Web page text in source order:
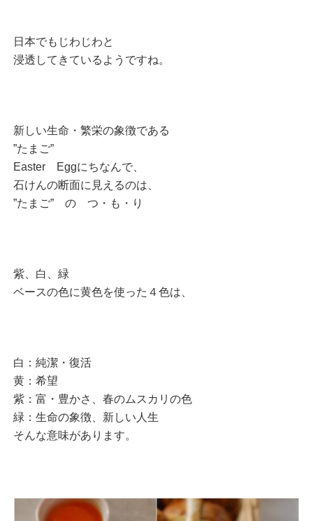
日本でもじわじわと
浸透してきているようですね。
新しい生命・繁栄の象徴である
”たまご”
Easter Eggにちなんで、
石けんの断面に見えるのは、
”たまご” の つ・も・り
紫、白、緑
ベースの色に黄色を使った４色は、
白：純潔・復活
黄：希望
紫：富・豊かさ、春のムスカリの色
緑：生命の象徴、新しい人生
そんな意味があります。